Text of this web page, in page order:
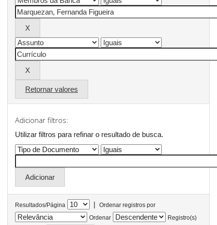
Retornar valores
Adicionar filtros:
Utilizar filtros para refinar o resultado de busca.
Resultados/Página |
Ordenar registros por
Ordenar
Registro(s)